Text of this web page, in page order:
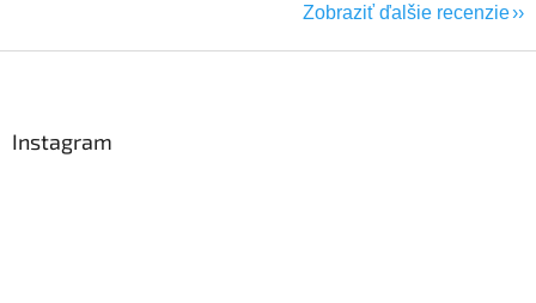
Zobraziť ďalšie recenzie
Instagram